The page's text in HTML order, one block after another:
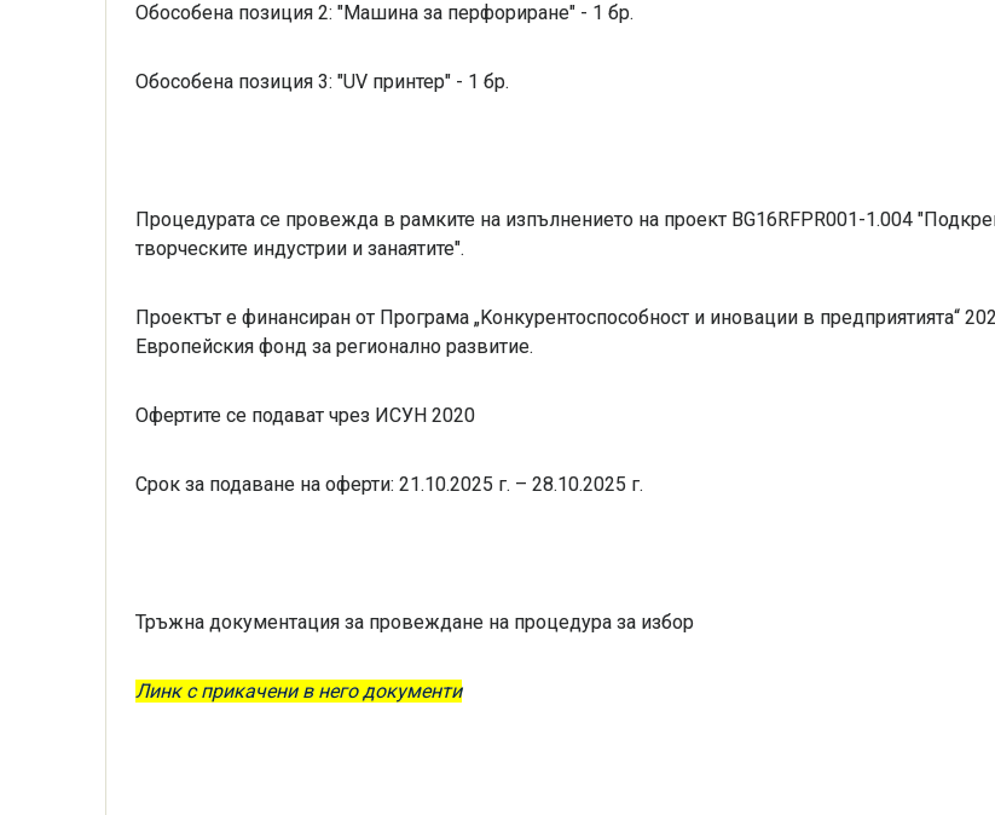
Обособена позиция 2: "Машина за перфориране" - 1 бр.
Обособена позиция 3: "UV принтер" - 1 бр.
Процедурата се провежда в рамките на изпълнението на проект BG16RFPR001-1.004
творческите индустрии и занаятите".
Проектът е финансиран от Програма „Kонкурентоспособност и иновации в предприятията“
Европейския фонд за регионално развитие.
Офертите се подават чрез ИСУН 2020
Срок за подаване на оферти: 21.10.2025 г. – 28.10.2025 г.
Тръжна документация за провеждане на процедура за избор
Линк с прикачени в него документи